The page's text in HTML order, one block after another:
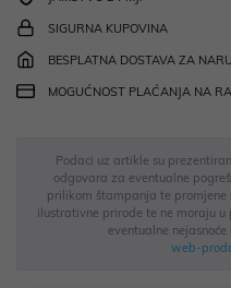
SIGURNA KUPOVINA
BESPLATNA DOSTAVA ZA
MOGUĆNOST PLAĆANJA NA
Podaci uz artikle su
odgovara za eventualne
prilikom štampanja te promjene
ilustrativne prirode te ne moraju
eventualne
web-